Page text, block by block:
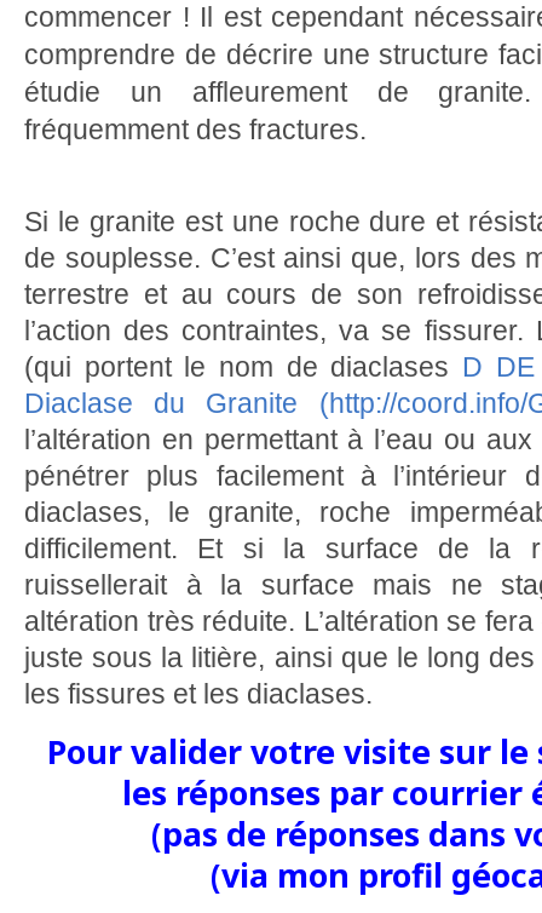
commencer ! Il est cependant
comprendre de décrire une structure
étudie un affleurement de
fréquemment des fractures.
Si le granite est une roche dure et
de souplesse. C’est ainsi que, lors des
terrestre et au cours de son
l’action des contraintes, va se
(qui portent le nom de diaclases D DE
Diaclase du Granite (http://coord.info/
l’altération en permettant à l’eau ou
pénétrer plus facilement à l’intérieur
diaclases, le granite, roche
difficilement. Et si la surface de la
ruissellerait à la surface mais ne
altération très réduite. L’altération se
juste sous la litière, ainsi que le long
les fissures et les diaclases.
Pour valider votre visite sur le
les réponses par courrier
(pas de réponses dans
(via mon profil